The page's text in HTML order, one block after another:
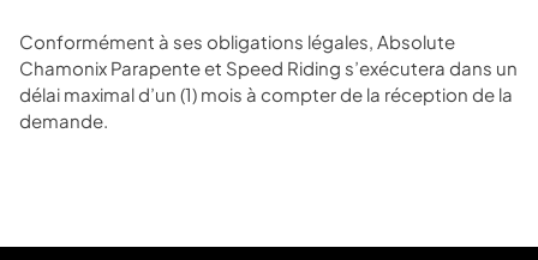
Conformément à ses obligations légales, Absolute
Chamonix Parapente et Speed Riding s’exécutera dans un
délai maximal d’un (1) mois à compter de la réception de la
demande.